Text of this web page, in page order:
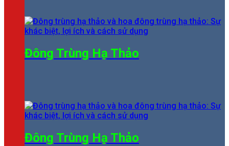
Đông Trùng Hạ Thảo
Đông Trùng Hạ Thảo